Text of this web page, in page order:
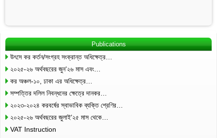
Publications
উৎসে কর কর্তন/সংগ্রহ সংক্রান্ত অধিক্ষেত্র…
২০২৫-২৬ অর্থবছরের জুন’২৬ মাস এবং…
কর অঞ্চল-১০, ঢাকা এর অধিক্ষেত্র…
সম্পত্তির দলিল নিবন্ধনের ক্ষেত্রে দানকর…
২০২৩-২০২৪ করবর্ষের স্বাভাবিক ব্যক্তি শ্রেণির…
২০২৫-২৬ অর্থবছরের জুলাই’২৫ মাস থেকে…
VAT Instruction